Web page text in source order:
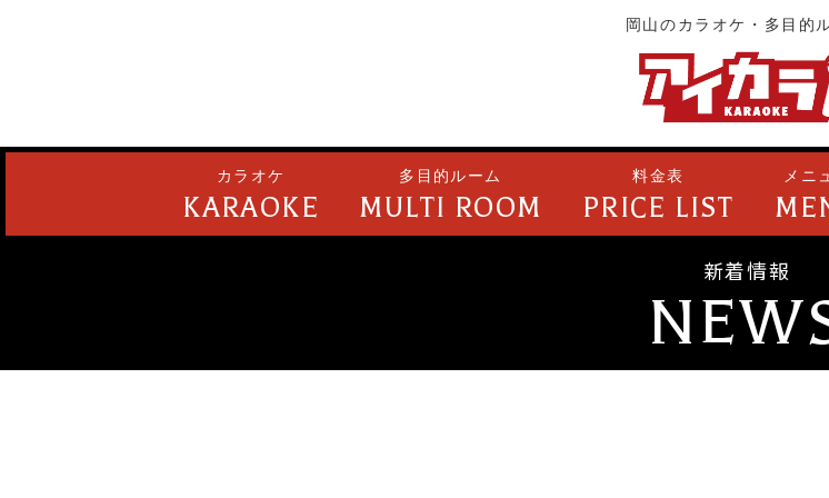
岡山のカラオケ・多目的
カラオケ
KARAOKE
多目的ルーム
MULTI ROOM
料金表
PRICE LIST
メニ
新着情報